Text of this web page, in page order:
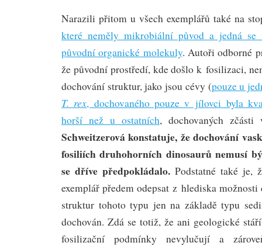
Narazili přitom u všech exemplářů také na
které neměly mikrobiální původ a jedná se
původní organické molekuly. Autoři odborné
že původní prostředí, kde došlo k fosilizaci,
dochování struktur, jako jsou cévy (pouze u
T. rex, dochovaného pouze v jílovci byla
horší než u ostatních, dochovaných
Schweitzerová konstatuje, že dochování
fosiliích druhohorních dinosaurů nemusí
se dříve předpokládalo.Podstatné také je,
exemplář předem odepsat z hlediska
struktur tohoto typu jen na základě typu
dochován. Zdá se totiž, že ani geologické
fosilizační podmínky nevylučují a